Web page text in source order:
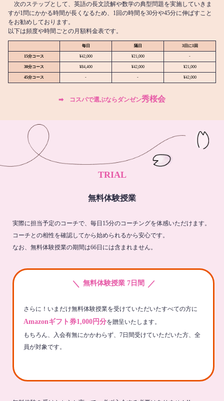
次のステップとして、英語の長文読解や数学の典型問題を実施していきま
すが1問にかかる時間が長くなるため、1回の時間を30分や45分に伸ばすこと
をお勧めしております。
以下は頻度や時間ごとの月額料金表です。
毎日 隔日 3日に1回
15分コース ¥42,000 ¥21,000 -
30分コース ¥84,400 ¥42,000 ¥21,000
45分コース - - ¥42,000
➡︎ コスパで選ぶならダンゼン秀桜会
TRIAL
無料体験授業
実際に担当予定のコーチで、毎日15分のコーチングを体感いただけます。
コーチとの相性を確認してから始められるから安心です。
なお、無料体験授業の期間は66日には含まれません。
＼ 無料体験授業 7日間 ／
さらに！いまだけ無料体験授業を受けていただいたすべての方に
Amazonギフト券1,000円分を贈呈いたします。
もちろん、入会有無にかかわらず、7日間受けていただいた方、全
員が対象です。